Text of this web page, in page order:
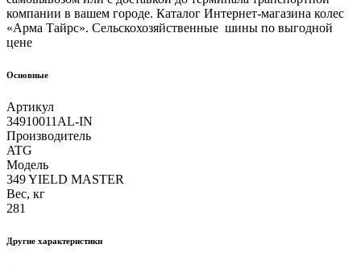
компании в вашем городе. Каталог Интернет-магазина колес
«Арма Тайрс». Сельскохозяйственные шины по выгодной
цене
Основные
Артикул
34910011AL-IN
Производитель
ATG
Модель
349 YIELD MASTER
Вес, кг
281
Другие xарактеристики